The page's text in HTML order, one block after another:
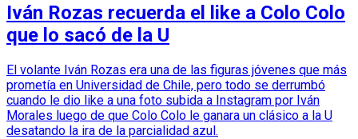
Iván Rozas recuerda el like a Colo Colo
que lo sacó de la U
El volante Iván Rozas era una de las figuras jóvenes que más
prometía en Universidad de Chile, pero todo se derrumbó
cuando le dio like a una foto subida a Instagram por Iván
Morales luego de que Colo Colo le ganara un clásico a la U
desatando la ira de la parcialidad azul.